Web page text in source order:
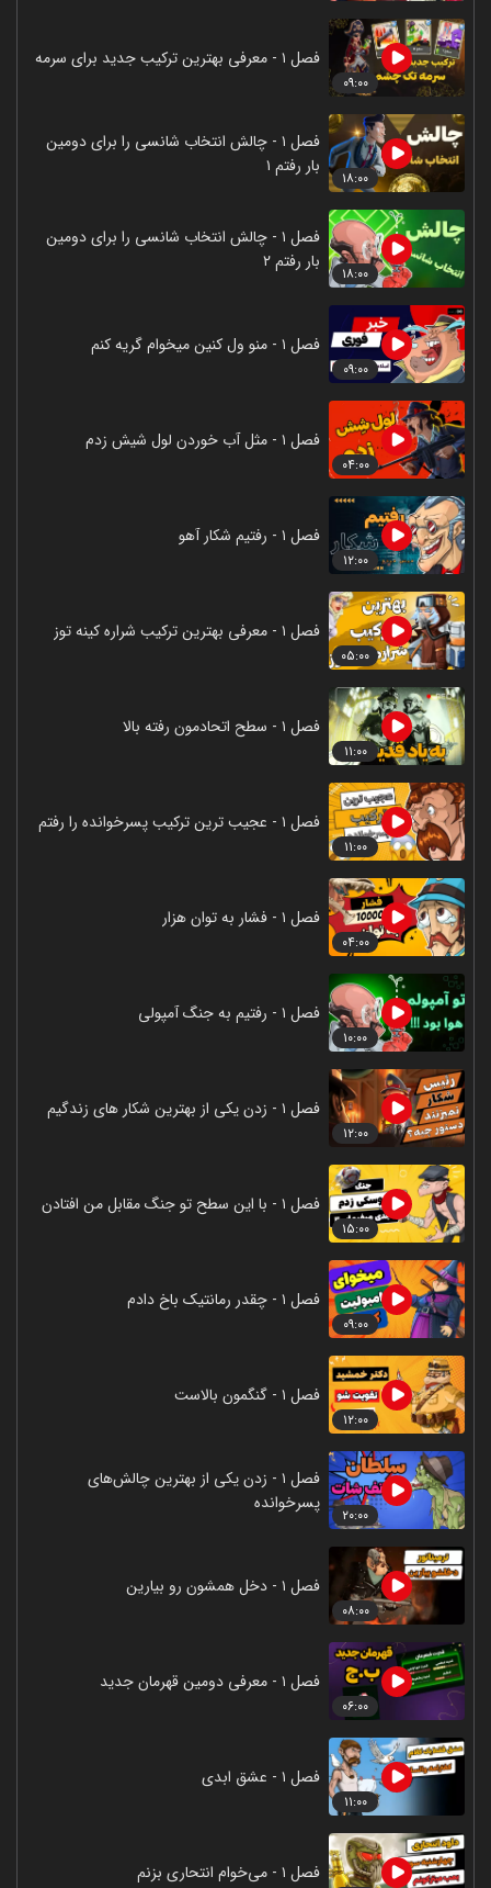
۰۹:۰۰
فصل ۱ - معرفی بهترین ترکیب جدید برای سرمه
۱۸:۰۰
فصل ۱ - چالش انتخاب شانسی را برای دومین
بار رفتم ۱
۱۸:۰۰
فصل ۱ - چالش انتخاب شانسی را برای دومین
بار رفتم ۲
۰۹:۰۰
فصل ۱ - منو ول کنین میخوام گریه کنم
۰۴:۰۰
فصل ۱ - مثل آب خوردن لول شیش زدم
۱۲:۰۰
فصل ۱ - رفتیم شکار آهو
۰۵:۰۰
فصل ۱ - معرفی بهترین ترکیب شراره کینه توز
۱۱:۰۰
فصل ۱ - سطح اتحادمون رفته بالا
۱۱:۰۰
فصل ۱ - عجیب ترین ترکیب پسرخوانده را رفتم
۰۴:۰۰
فصل ۱ - فشار به توان هزار
۱۰:۰۰
فصل ۱ - رفتیم به جنگ آمپولی
۱۲:۰۰
فصل ۱ - زدن یکی از بهترین شکار های زندگیم
۱۵:۰۰
فصل ۱ - با این سطح تو جنگ مقابل من افتادن
۰۹:۰۰
فصل ۱ - چقدر رمانتیک باخ دادم
۱۲:۰۰
فصل ۱ - گنگمون بالاست
۲۰:۰۰
فصل ۱ - زدن یکی از بهترین چالش‌های
پسرخوانده
۰۸:۰۰
فصل ۱ - دخل همشون رو بیارین
۰۶:۰۰
فصل ۱ - معرفی دومین قهرمان جدید
۱۱:۰۰
فصل ۱ - عشق ابدی
فصل ۱ - می‌خوام انتحاری بزنم